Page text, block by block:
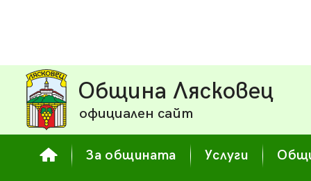
Община Лясковец
официален сайт
За общината Услуги